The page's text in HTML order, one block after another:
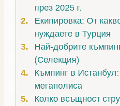
през 2025 г.
Екипировка: От
нуждаете в Турция
Най-добрите
(Селекция)
Къмпинг в Истанбул:
мегаполиса
Колко всъщност